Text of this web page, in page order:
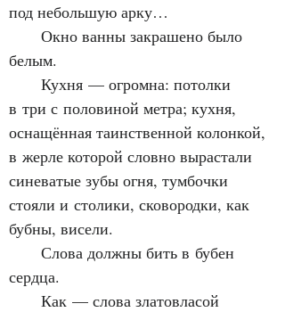
под небольшую арку…
Окно ванны закрашено было
белым.
Кухня — огромна: потолки
в три с половиной метра; кухня,
оснащённая таинственной колонкой,
в жерле которой словно вырастали
синеватые зубы огня, тумбочки
стояли и столики, сковородки, как
бубны, висели.
Слова должны бить в бубен
сердца.
Как — слова златовласой